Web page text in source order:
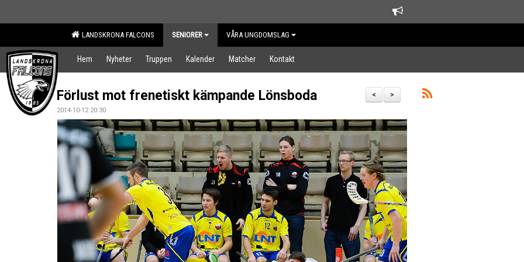
LANDSKRONA FALCONS SENIORER VÅRA UNGDOMSLAG
Hem Nyheter Truppen Kalender Matcher Kontakt
>
<
Förlust mot frenetiskt kämpande Lönsboda
2014-10-12 20:30